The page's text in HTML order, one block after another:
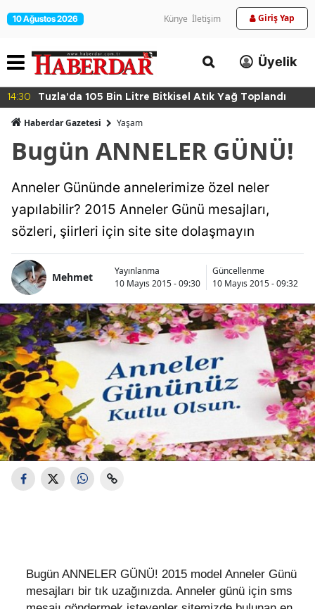
10 Ağustos 2026 Künye İletişim Giriş Yap
Üyelik
14:27 Maltepe’de Zincir Marketlere Sıkı Denetim
Haberdar Gazetesi Yaşam
Bugün ANNELER GÜNÜ!
Anneler Gününde annelerimize özel neler
yapılabilir? 2015 Anneler Günü mesajları,
sözleri, şiirleri için site site dolaşmayın
Mehmet
Yayınlanma
10 Mayıs 2015 - 09:30
Güncellenme
10 Mayıs 2015 - 09:32
Bugün ANNELER GÜNÜ! 2015 model Anneler Günü
mesajları bir tık uzağınızda. Anneler günü için sms